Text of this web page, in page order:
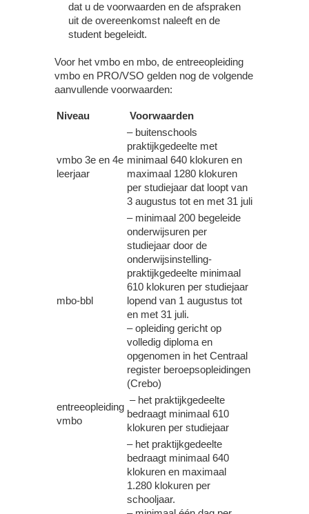
dat u de voorwaarden en de afspraken
uit de overeenkomst naleeft en de
student begeleidt.
Voor het vmbo en mbo, de entreeopleiding
vmbo en PRO/VSO gelden nog de volgende
aanvullende voorwaarden:
Niveau Voorwaarden
vmbo 3e en 4e
leerjaar
– buitenschools
praktijkgedeelte met
minimaal 640 klokuren en
maximaal 1280 klokuren
per studiejaar dat loopt van
3 augustus tot en met 31 juli
mbo-bbl
– minimaal 200 begeleide
onderwijsuren per
studiejaar door de
onderwijsinstelling-
praktijkgedeelte minimaal
610 klokuren per studiejaar
lopend van 1 augustus tot
en met 31 juli.
– opleiding gericht op
volledig diploma en
opgenomen in het Centraal
register beroepsopleidingen
(Crebo)
entreeopleiding
vmbo
– het praktijkgedeelte
bedraagt minimaal 610
klokuren per studiejaar
– het praktijkgedeelte
bedraagt minimaal 640
klokuren en maximaal
1.280 klokuren per
schooljaar.